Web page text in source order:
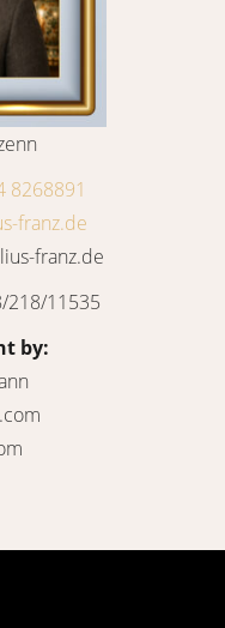
8268891
franz.de
franz.de
218/11535
by: